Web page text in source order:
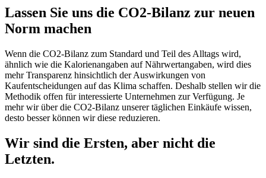
Lassen Sie uns die CO2-Bilanz zur neuen
Norm machen
Wenn die CO2-Bilanz zum Standard und Teil des Alltags wird,
ähnlich wie die Kalorienangaben auf Nährwertangaben, wird dies
mehr Transparenz hinsichtlich der Auswirkungen von
Kaufentscheidungen auf das Klima schaffen. Deshalb stellen wir die
Methodik offen für interessierte Unternehmen zur Verfügung. Je
mehr wir über die CO2-Bilanz unserer täglichen Einkäufe wissen,
desto besser können wir diese reduzieren.
Wir sind die Ersten, aber nicht die
Letzten.